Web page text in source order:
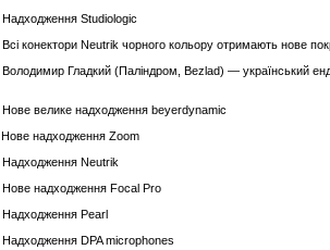
Надходження Studiologic
Всі конектори Neutrik чорного кольору отримають нове
Володимир Гладкий (Паліндром, Bezlad) — український
Нове велике надходження beyerdynamic
Нове надходження Zoom
Надходження Neutrik
Нове надходження Focal Pro
Надходження Pearl
Надходження DPA microphones